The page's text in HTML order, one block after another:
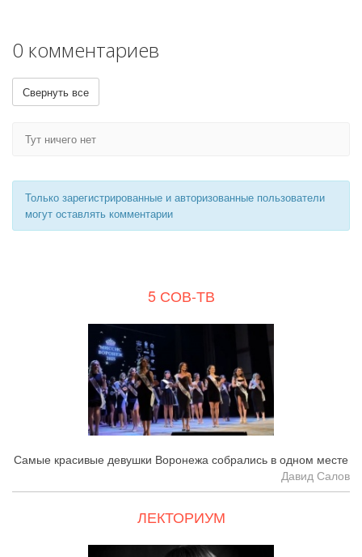
0 комментариев
Свернуть все
Тут ничего нет
Только зарегистрированные и авторизованные пользователи
могут оставлять комментарии
5 СОВ-ТВ
Самые красивые девушки Воронежа собрались в одном месте
Давид Салов
ЛЕКТОРИУМ